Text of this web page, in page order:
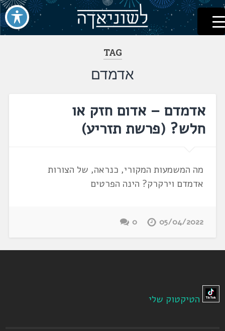
דלג
לתוכן
לשוניאדה
עברית. לשון. שפה
TAG
אדמדם
אדמדם – אדום חזק או
חלש? (פרשת תזריע)
מה המשמעות המקורי, כנראה, של הצורות
אדמדם וירקרק? הינה הפרטים
05/04/2022
0
הטיקטוק שלי